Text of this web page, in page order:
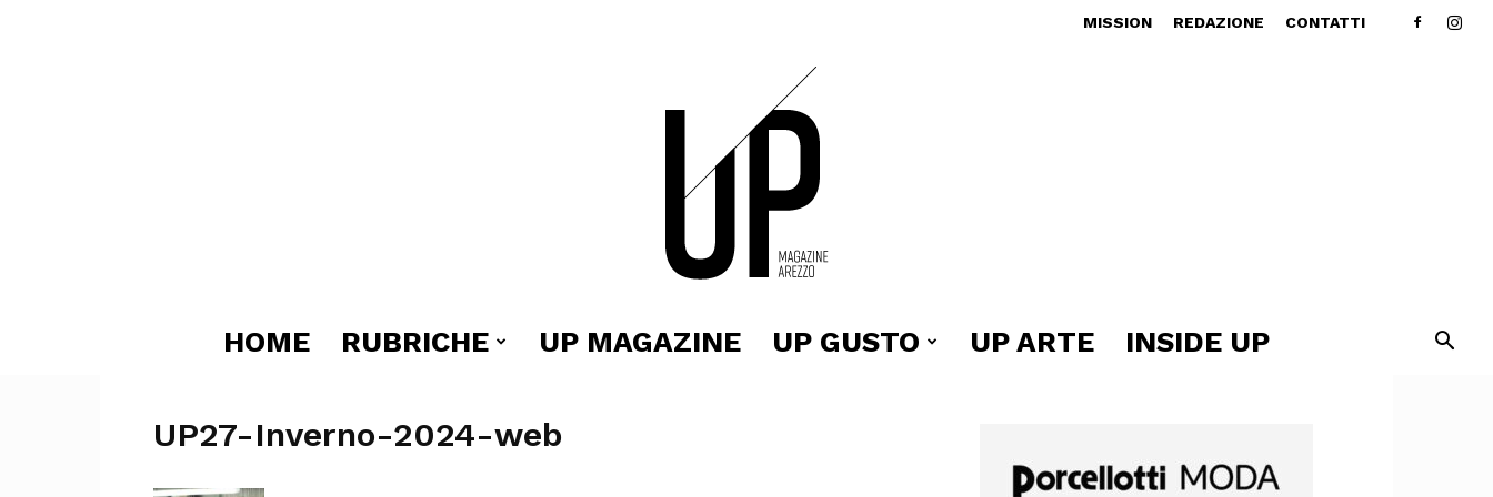
MISSION REDAZIONE CONTATTI
HOME RUBRICHE UP MAGAZINE UP GUSTO UP ARTE INSIDE UP
UP27-Inverno-2024-web